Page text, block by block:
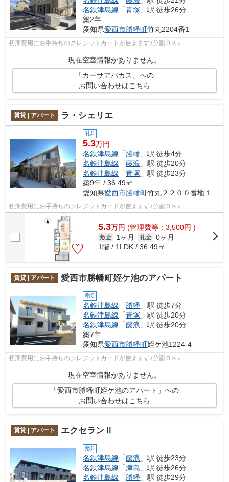
名鉄津島線 「青塚 」駅 徒歩26分
築2年
愛知県愛西市勝幡町竹丸2204番1
初期費用にお手持ちのクレジットカードが使えます♪分割ＯＫ♪
現在空室情報がありません。
「カーサアバカス」への
お問い合わせはこちら
賃貸 | アパート ラ・シェリエ
礼0
5.3万円
名鉄津島線 「勝幡 」駅 徒歩4分
名鉄津島線 「藤浪 」駅 徒歩20分
名鉄津島線 「青塚 」駅 徒歩23分
築9年 / 36.49㎡
愛知県愛西市勝幡町竹丸２２００番地１
初期費用にお手持ちのクレジットカードが使えます♪分割ＯＫ♪
5.3万円 (管理費等：3,500円 )
敷金 1ヶ月 礼金 0ヶ月
1階 / 1LDK / 36.49㎡
賃貸 | アパート 愛西市勝幡町姪ケ池のアパート
敷0
名鉄津島線 「勝幡 」駅 徒歩7分
名鉄津島線 「青塚 」駅 徒歩20分
名鉄津島線 「藤浪 」駅 徒歩20分
築7年
愛知県愛西市勝幡町姪ケ池1224-4
初期費用にお手持ちのクレジットカードが使えます♪分割ＯＫ♪
現在空室情報がありません。
「愛西市勝幡町姪ケ池のアパート」への
お問い合わせはこちら
賃貸 | アパート エクセランⅡ
敷0
名鉄津島線 「藤浪 」駅 徒歩23分
名鉄津島線 「津島 」駅 徒歩26分
名鉄津島線 「 勝幡 」駅 徒歩29分